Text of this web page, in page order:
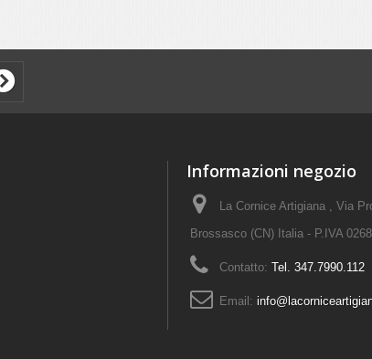
Informazioni negozio
La Cornice Artigiana , Via
Brossasco (CN) Italia - P.IVA
Contatto: Tel. 347.7990.112
Email: